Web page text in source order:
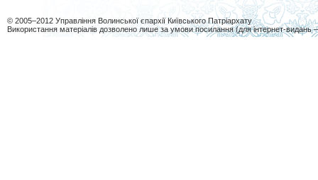
© 2005–2012 Управління Волинської єпархії Київського Патріархату
Використання матеріалів дозволено лише за умови посилання (для інтернет-видань